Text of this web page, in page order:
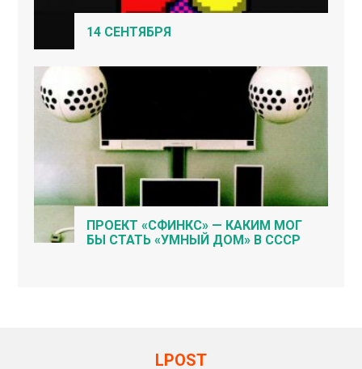
14 СЕНТЯБРЯ
ПРОЕКТ «СФИНКС» — КАКИМ МОГ
БЫ СТАТЬ «УМНЫЙ ДОМ» В СССР
LPOST